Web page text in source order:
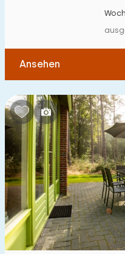
Ansehen